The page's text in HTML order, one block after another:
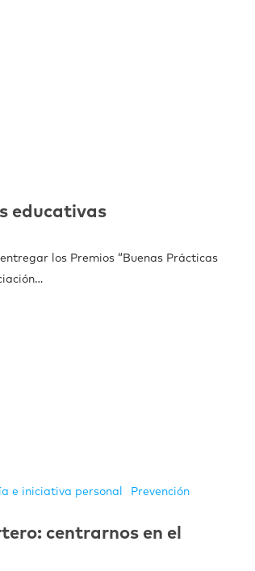
educativas
los Premios “Buenas Prácticas
e iniciativa personal Prevención
centrarnos en el